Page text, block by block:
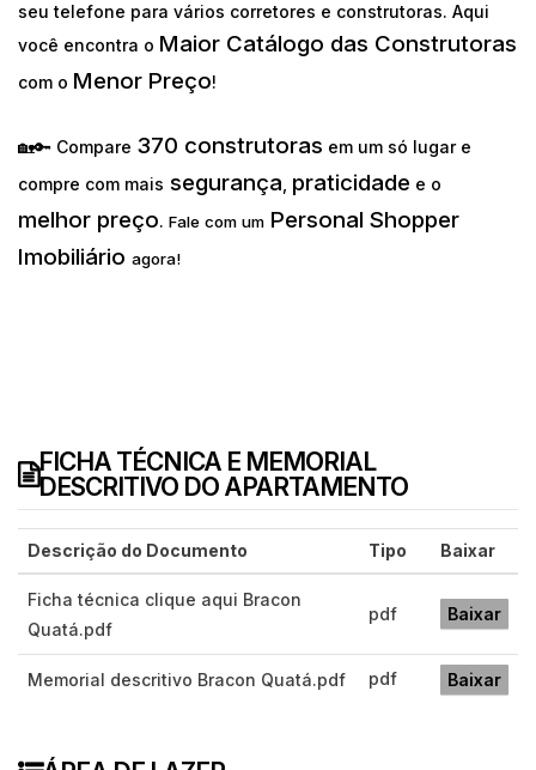
seu telefone para vários corretores e construtoras. Aqui
você encontra o Maior Catálogo das Construtoras
com o Menor Preço!
🏡🔑 Compare 370 construtoras em um só lugar e
compre com mais segurança praticidade e o
melhor preço. Fale com um Personal Shopper
Imobiliário agora!
FICHA TÉCNICA E MEMORIAL
DESCRITIVO DO APARTAMENTO
Descrição do Documento Tipo Baixar
Ficha técnica clique aqui Bracon
Quatá.pdf
pdf Baixar
Memorial descritivo Bracon Quatá.pdf pdf Baixar